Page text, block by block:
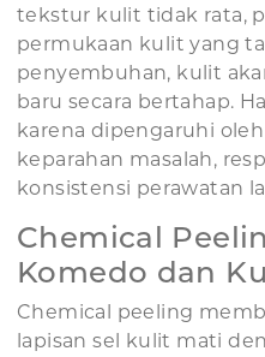
tekstur kulit tidak rata,
permukaan kulit yang
penyembuhan, kulit
baru secara bertahap.
karena dipengaruhi
keparahan masalah,
konsistensi perawatan
Chemical
Komedo dan
Chemical peeling
lapisan sel kulit mati